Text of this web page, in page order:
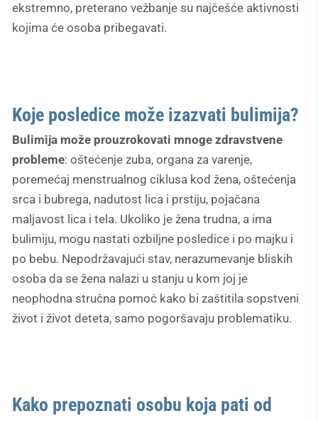
ekstremno, preterano vežbanje su najčešće aktivnosti
kojima će osoba pribegavati.
Koje posledice može izazvati bulimija?
Bulimija može prouzrokovati mnoge zdravstvene
probleme: oštećenje zuba, organa za varenje,
poremećaj menstrualnog ciklusa kod žena, oštećenja
srca i bubrega, nadutost lica i prstiju, pojačana
maljavost lica i tela. Ukoliko je žena trudna, a ima
bulimiju, mogu nastati ozbiljne posledice i po majku i
po bebu. Nepodržavajući stav, nerazumevanje bliskih
osoba da se žena nalazi u stanju u kom joj je
neophodna stručna pomoć kako bi zaštitila sopstveni
život i život deteta, samo pogoršavaju problematiku.
Kako prepoznati osobu koja pati od